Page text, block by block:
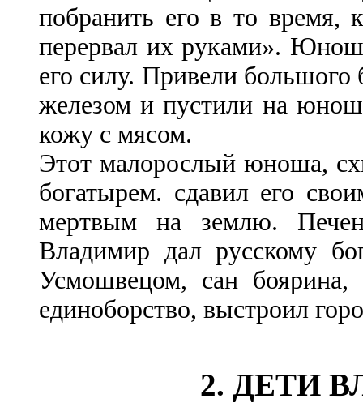
побранить его в то время,
перервал их руками».
его силу. Привели большого
железом и пустили на
кожу с мясом.
Этот малорослый юноша,
богатырем. сдавил его
мертвым на землю.
Владимир дал русскому
Усмошвецом, сан
единоборство, выстроил
2. ДЕТИ